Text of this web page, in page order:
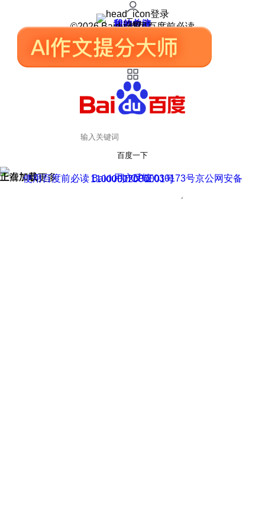
登录
我的关注
我的收藏
皮肤中心
用户反馈
设置
©2026 Baidu 使用百度前必读
百度一下
正在加载
上滑加载更多 用户反馈
使用百度前必读 Baidu 京ICP证030173号
京公网安备11000002000001号